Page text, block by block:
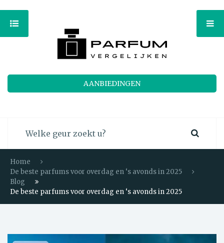
AANBIEDINGEN
Home
De beste parfums voor overdag en ‘s avonds in 2025
Blog
De beste parfums voor overdag en ‘s avonds in 2025